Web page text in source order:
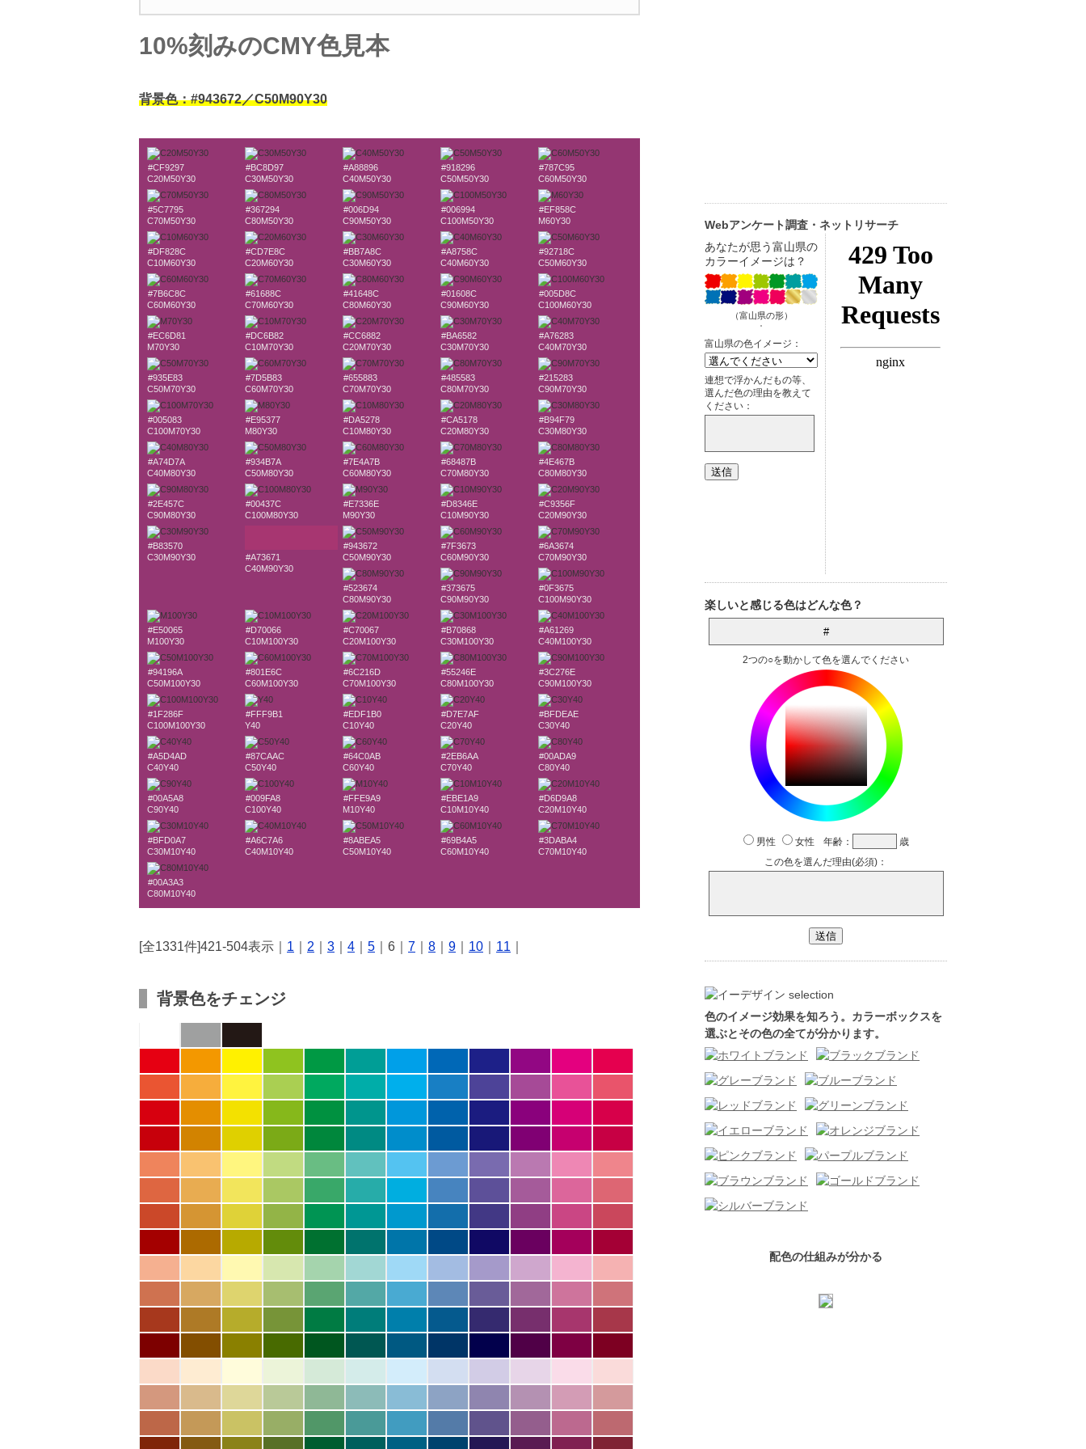
10%刻みのCMY色見本
背景色：#943672／C50M90Y30
#CF9297
C20M50Y30
#BC8D97
C30M50Y30
#A88896
C40M50Y30
#918296
C50M50Y30
#787C95
C60M50Y30
#5C7795
C70M50Y30
#367294
C80M50Y30
#006D94
C90M50Y30
#006994
C100M50Y30
#EF858C
M60Y30
#DF828C
C10M60Y30
#CD7E8C
C20M60Y30
#BB7A8C
C30M60Y30
#A8758C
C40M60Y30
#92718C
C50M60Y30
#7B6C8C
C60M60Y30
#61688C
C70M60Y30
#41648C
C80M60Y30
#01608C
C90M60Y30
#005D8C
C100M60Y30
#EC6D81
M70Y30
#DC6B82
C10M70Y30
#CC6882
C20M70Y30
#BA6582
C30M70Y30
#A76283
C40M70Y30
#935E83
C50M70Y30
#7D5B83
C60M70Y30
#655883
C70M70Y30
#485583
C80M70Y30
#215283
C90M70Y30
#005083
C100M70Y30
#E95377
M80Y30
#DA5278
C10M80Y30
#CA5178
C20M80Y30
#B94F79
C30M80Y30
#A74D7A
C40M80Y30
#934B7A
C50M80Y30
#7E4A7B
C60M80Y30
#68487B
C70M80Y30
#4E467B
C80M80Y30
#2E457C
C90M80Y30
#00437C
C100M80Y30
#E7336E
M90Y30
#D8346E
C10M90Y30
#C9356F
C20M90Y30
#B83570
C30M90Y30
#A73671
C40M90Y30
#943672
C50M90Y30
#7F3673
C60M90Y30
#6A3674
C70M90Y30
#523674
C80M90Y30
#373675
C90M90Y30
#0F3675
C100M90Y30
#E50065
M100Y30
#D70066
C10M100Y30
#C70067
C20M100Y30
#B70868
C30M100Y30
#A61269
C40M100Y30
#94196A
C50M100Y30
#801E6C
C60M100Y30
#6C216D
C70M100Y30
#55246E
C80M100Y30
#3C276E
C90M100Y30
#1F286F
C100M100Y30
#FFF9B1
Y40
#EDF1B0
C10Y40
#D7E7AF
C20Y40
#BFDEAE
C30Y40
#A5D4AD
C40Y40
#87CAAC
C50Y40
#64C0AB
C60Y40
#2EB6AA
C70Y40
#00ADA9
C80Y40
#00A5A8
C90Y40
#009FA8
C100Y40
#FFE9A9
M10Y40
#EBE1A9
C10M10Y40
#D6D9A8
C20M10Y40
#BFD0A7
C30M10Y40
#A6C7A6
C40M10Y40
#8ABEA5
C50M10Y40
#69B4A5
C60M10Y40
#3DABA4
C70M10Y40
#00A3A3
C80M10Y40
[全1331件]421-504表示｜ 1 2 3 4 5 ｜6｜ 7 8 9 10 11
背景色をチェンジ
Webアンケート調査・ネットリサーチ
色のイメージ効果を知ろう。カラーボックスを
選ぶとその色の全てが分かります。
配色の仕組みが分かる